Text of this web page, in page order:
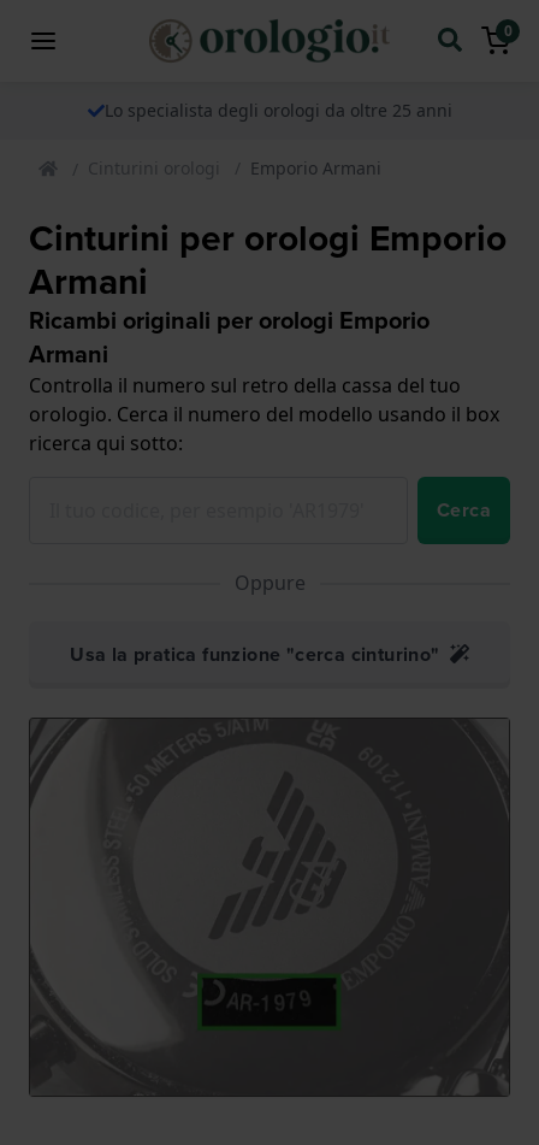
0
Lo specialista degli orologi da oltre 25 anni
Cinturini orologi Emporio Armani
Cinturini per orologi Emporio
Armani
Ricambi originali per orologi Emporio
Armani
Controlla il numero sul retro della cassa del tuo
orologio. Cerca il numero del modello usando il box
ricerca qui sotto:
Cerca
Oppure
Usa la pratica funzione "cerca cinturino"